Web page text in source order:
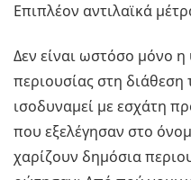
Επιπλέον αντιλαϊκά
Δεν είναι ωστόσο μόνο
περιουσίας στη
ισοδυναμεί με εσχάτη
που εξελέγησαν στο
χαρίζουν δημόσια